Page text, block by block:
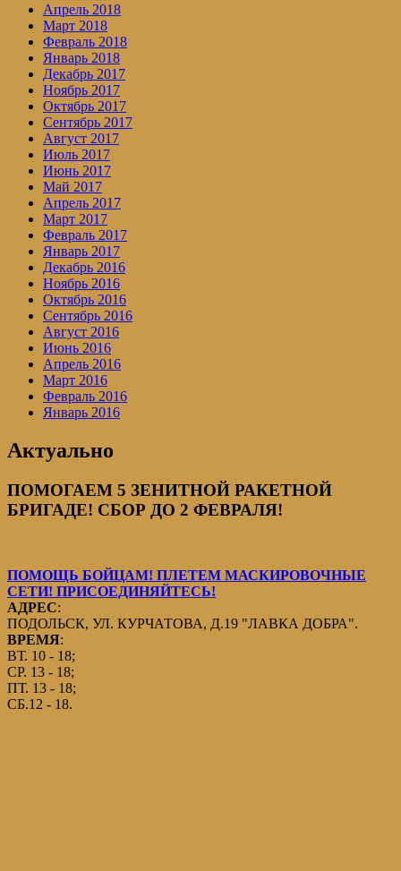
Апрель 2018
Март 2018
Февраль 2018
Январь 2018
Декабрь 2017
Ноябрь 2017
Октябрь 2017
Сентябрь 2017
Август 2017
Июль 2017
Июнь 2017
Май 2017
Апрель 2017
Март 2017
Февраль 2017
Январь 2017
Декабрь 2016
Ноябрь 2016
Октябрь 2016
Сентябрь 2016
Август 2016
Июнь 2016
Апрель 2016
Март 2016
Февраль 2016
Январь 2016
Актуально
ПОМОГАЕМ 5 ЗЕНИТНОЙ РАКЕТНОЙ
БРИГАДЕ! СБОР ДО 2 ФЕВРАЛЯ!
ПОМОЩЬ БОЙЦАМ! ПЛЕТЕМ МАСКИРОВОЧНЫЕ
СЕТИ! ПРИСОЕДИНЯЙТЕСЬ!
АДРЕС:
ПОДОЛЬСК, УЛ. КУРЧАТОВА, Д.19 "ЛАВКА ДОБРА".
ВРЕМЯ:
ВТ. 10 - 18;
СР. 13 - 18;
ПТ. 13 - 18;
СБ.12 - 18.